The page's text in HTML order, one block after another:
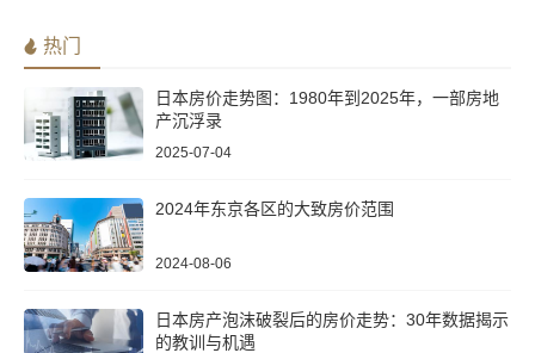
热门
日本房价走势图：1980年到2025年，一部房地
产沉浮录
2025-07-04
2024年东京各区的大致房价范围
2024-08-06
日本房产泡沫破裂后的房价走势：30年数据揭示
的教训与机遇